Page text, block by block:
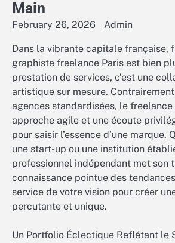
Main
February 26, 2026 Admin
Dans la vibrante capitale française,
graphiste freelance Paris est bien
prestation de services, c’est une
artistique sur mesure.
agences standardisées, le freelance
approche agile et une écoute
pour saisir l’essence d’une marque.
une start-up ou une institution
professionnel indépendant met son
connaissance pointue des
service de votre vision pour créer
percutante et unique.
Un Portfolio Éclectique Reflétant le